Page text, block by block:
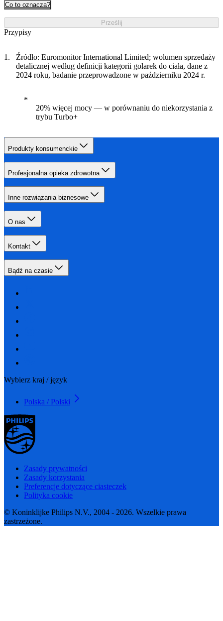
Co to oznacza?
Prześlij
Przypisy
Źródło: Euromonitor International Limited; wolumen sprzedaży
detalicznej według definicji kategorii golarek do ciała, dane z
2024 roku, badanie przeprowadzone w październiku 2024 r.
20% więcej mocy — w porównaniu do niekorzystania z
trybu Turbo+
Produkty konsumenckie
Profesjonalna opieka zdrowotna
Inne rozwiązania biznesowe
O nas
Kontakt
Bądź na czasie
Wybierz kraj / język
Polska / Polski
Zasady prywatności
Zasady korzystania
Preferencje dotyczące ciasteczek
Polityka cookie
© Koninklijke Philips N.V., 2004 - 2026. Wszelkie prawa
zastrzeżone.